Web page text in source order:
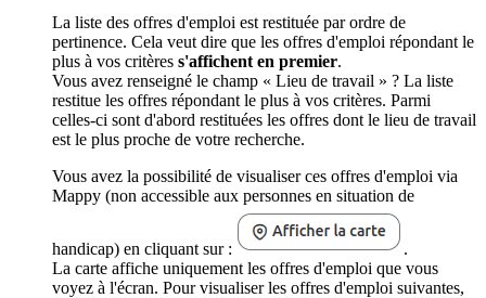
La liste des offres d'emploi est restituée par ordre de
pertinence. Cela veut dire que les offres d'emploi répondant le
plus à vos critères s'affichent en premier.
Vous avez renseigné le champ « Lieu de travail » ? La liste
restitue les offres répondant le plus à vos critères. Parmi
celles-ci sont d'abord restituées les offres dont le lieu de travail
est le plus proche de votre recherche.
Vous avez la possibilité de visualiser ces offres d'emploi via
Mappy (non accessible aux personnes en situation de
handicap) en cliquant sur :
.
La carte affiche uniquement les offres d'emploi que vous
voyez à l'écran. Pour visualiser les offres d'emploi suivantes,